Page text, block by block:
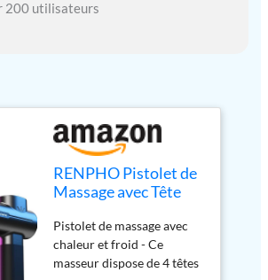
200 utilisateurs
RENPHO Pistolet de
Massage avec Tête
Bluetooth
Pistolet de massage avec
chaleur et froid - Ce
masseur dispose de 4 têtes